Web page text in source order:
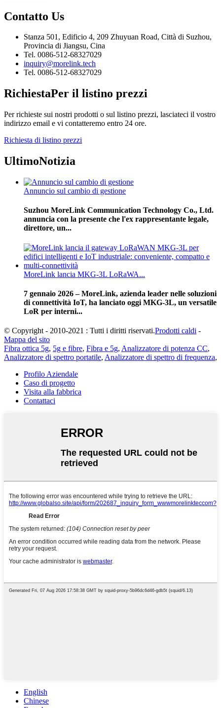
Contatto Us
Stanza 501, Edificio 4, 209 Zhuyuan Road, Città di Suzhou,
Provincia di Jiangsu, Cina
Tel. 0086-512-68327029
inquiry@morelink.tech
Tel. 0086-512-68327029
RichiestaPer il listino prezzi
Per richieste sui nostri prodotti o sul listino prezzi, lasciateci il vostro
indirizzo email e vi contatteremo entro 24 ore.
Richiesta di listino prezzi
UltimoNotizia
Annuncio sul cambio di gestione
Suzhou MoreLink Communication Technology Co., Ltd.
annuncia con la presente che l'ex rappresentante legale,
direttore, un...
MoreLink lancia MKG-3L LoRaWA...
7 gennaio 2026 – MoreLink, azienda leader nelle soluzioni
di connettività IoT, ha lanciato oggi MKG-3L, un versatile
LoR per interni...
© Copyright - 2010-2021 : Tutti i diritti riservati.Prodotti caldi -
Mappa del sito
Fibra ottica 5g, 5g e fibre, Fibra e 5g, Analizzatore di potenza CC,
Analizzatore di spettro portatile, Analizzatore di spettro di frequenza,
Profilo Aziendale
Caso di progetto
Visita alla fabbrica
Contattaci
English
Chinese